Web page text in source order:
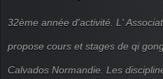
32ème année d'activité. L'
propose cours et stages de qi
Calvados Normandie. Les